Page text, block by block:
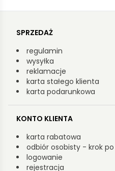
SPRZEDAŻ
regulamin
wysyłka
reklamacje
karta stałego klienta
karta podarunkowa
KONTO KLIENTA
karta rabatowa
odbiór osobisty - krok po
logowanie
rejestracja